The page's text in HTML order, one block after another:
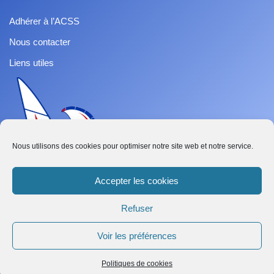
Nous utilisons des cookies pour optimiser notre site web et notre service.
Accepter les cookies
Refuser
Voir les préférences
Politiques de cookies
Adhérer à l’ACSS
Nous contacter
Liens utiles
Tout droit réservé ACSS - Association de Classe Speed Sail ©
Abonnez-vous